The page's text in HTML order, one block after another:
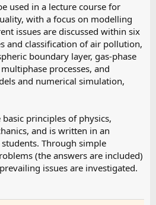
used in a lecture course for
with a focus on modelling
issues are discussed within six
and classification of air pollution,
boundary layer, gas-phase
processes, and
and numerical simulation,
principles of physics,
and is written in an
Through simple
(the answers are included)
issues are investigated.